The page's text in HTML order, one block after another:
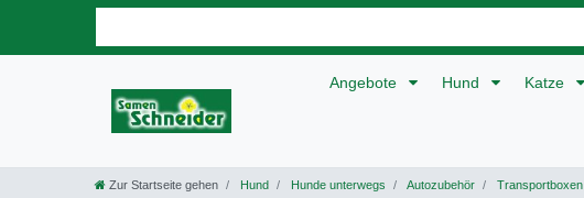
Angebote Hund Katze
Zur Startseite gehen Hund Hunde unterwegs Autozubehör Transportboxen